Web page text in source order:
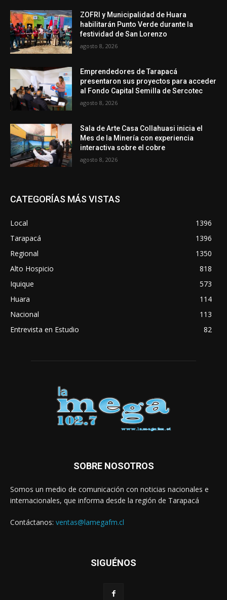
ZOFRI y Municipalidad de Huara
habilitarán Punto Verde durante la
festividad de San Lorenzo
agosto 8, 2026
Emprendedores de Tarapacá
presentaron sus proyectos para acceder
al Fondo Capital Semilla de Sercotec
agosto 8, 2026
Sala de Arte Casa Collahuasi inicia el
Mes de la Minería con experiencia
interactiva sobre el cobre
agosto 8, 2026
CATEGORÍAS MÁS VISTAS
Local
1396
Tarapacá
1396
Regional
1350
Alto Hospicio
818
Iquique
573
Huara
114
Nacional
113
Entrevista en Estudio
82
SOBRE NOSOTROS
Somos un medio de comunicación con noticias nacionales e
internacionales, que informa desde la región de Tarapacá
Contáctanos: ventas@lamegafm.cl
SIGUÉNOS